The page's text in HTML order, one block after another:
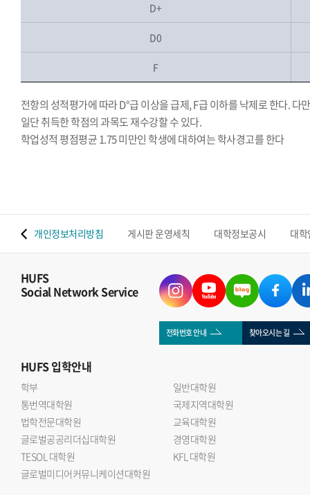
D+
D0
F
전항의 성적평가에 따라 D°급 이상을 급제, F급 이하를 낙제로 한다. 다
일단 취득한 학점의 과목도 재수강할 수 있다.
학업성적 평점평균 1.75 미만인 학생에 대하여는 학사경고를 한다
개인정보처리방침 게시판 운영세칙 대학정보공시 대
HUFS
Social Network Service
전화번호 안내 찾아오시는 길
HUFS입학안내
학부
일반대학원
통번역대학원
국제지역대학원
법학전문대학원
교육대학원
글로벌공공리더십대학원
경영대학원
TESOL 대학원
KFL 대학원
글로벌미디어커뮤니케이션대학원